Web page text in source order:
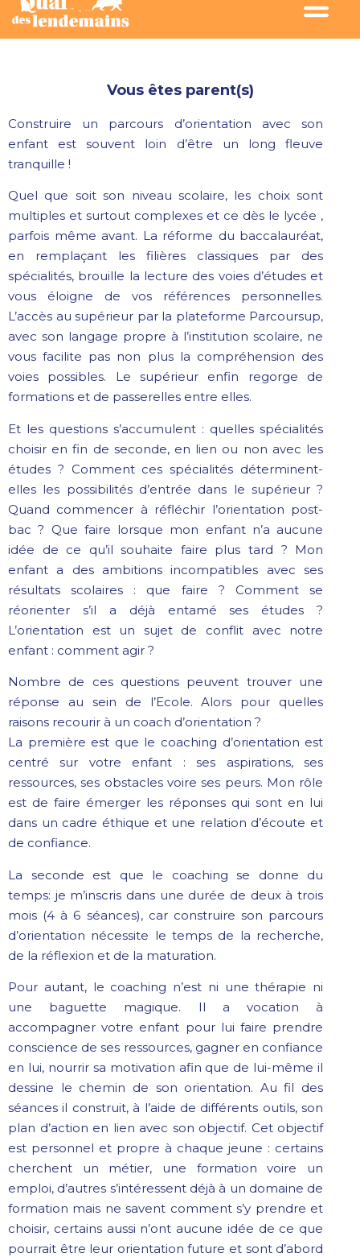
Vous êtes parent(s)
Construire un parcours d’orientation avec son
enfant est souvent loin d’être un long fleuve
tranquille !
Quel que soit son niveau scolaire, les choix sont
multiples et surtout complexes et ce dès le lycée ,
parfois même avant. La réforme du baccalauréat,
en remplaçant les filières classiques par des
spécialités, brouille la lecture des voies d’études et
vous éloigne de vos références personnelles.
L’accès au supérieur par la plateforme Parcoursup,
avec son langage propre à l’institution scolaire, ne
vous facilite pas non plus la compréhension des
voies possibles. Le supérieur enfin regorge de
formations et de passerelles entre elles.
Et les questions s’accumulent : quelles spécialités
choisir en fin de seconde, en lien ou non avec les
études ? Comment ces spécialités déterminent-
elles les possibilités d’entrée dans le supérieur ?
Quand commencer à réfléchir l’orientation post-
bac ? Que faire lorsque mon enfant n’a aucune
idée de ce qu’il souhaite faire plus tard ? Mon
enfant a des ambitions incompatibles avec ses
résultats scolaires : que faire ? Comment se
réorienter s’il a déjà entamé ses études ?
L’orientation est un sujet de conflit avec notre
enfant : comment agir ?
Nombre de ces questions peuvent trouver une
réponse au sein de l’Ecole. Alors pour quelles
raisons recourir à un coach d’orientation ?
La première est que le coaching d’orientation est
centré sur votre enfant : ses aspirations, ses
ressources, ses obstacles voire ses peurs. Mon rôle
est de faire émerger les réponses qui sont en lui
dans un cadre éthique et une relation d’écoute et
de confiance.
La seconde est que le coaching se donne du
temps: je m’inscris dans une durée de deux à trois
mois (4 à 6 séances), car construire son parcours
d’orientation nécessite le temps de la recherche,
de la réflexion et de la maturation.
Pour autant, le coaching n’est ni une thérapie ni
une baguette magique. Il a vocation à
accompagner votre enfant pour lui faire prendre
conscience de ses ressources, gagner en confiance
en lui, nourrir sa motivation afin que de lui-même il
dessine le chemin de son orientation. Au fil des
séances il construit, à l’aide de différents outils, son
plan d’action en lien avec son objectif. Cet objectif
est personnel et propre à chaque jeune : certains
cherchent un métier, une formation voire un
emploi, d’autres s’intéressent déjà à un domaine de
formation mais ne savent comment s’y prendre et
choisir, certains aussi n’ont aucune idée de ce que
pourrait être leur orientation future et sont d’abord